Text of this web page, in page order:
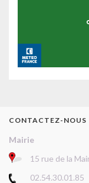
CONTACTEZ-NOUS
Mairie
15 rue de la
02.54.30.01.85